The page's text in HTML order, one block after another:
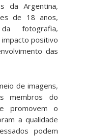
da Argentina,
de 18 anos,
fotografia,
positivo
das
de imagens,
membros do
promovem o
a qualidade
podem